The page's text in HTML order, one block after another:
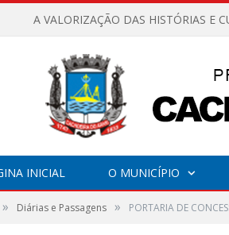
A VALORIZAÇÃO DAS HISTÓRIAS E
INICIAL O MUNICÍPIO
» Diárias e Passagens » PORTARIA DE